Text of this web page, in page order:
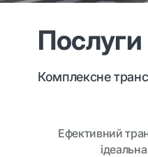
Послуги
Комплексне
Ефективний